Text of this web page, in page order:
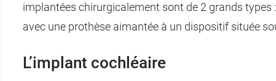
implantées chirurgicalement sont de 2 grands types
avec une prothèse aimantée à un dispositif située
L’implant cochléaire